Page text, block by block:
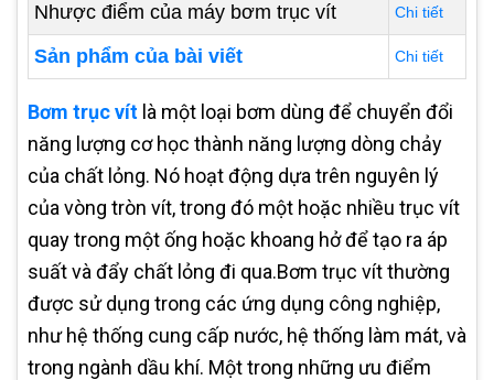
Nhược điểm của máy bơm trục vít Chi tiết
Sản phẩm của bài viết Chi tiết
Bơm trục vít là một loại bơm dùng để chuyển đổi
năng lượng cơ học thành năng lượng dòng chảy
của chất lỏng. Nó hoạt động dựa trên nguyên lý
của vòng tròn vít, trong đó một hoặc nhiều trục vít
quay trong một ống hoặc khoang hở để tạo ra áp
suất và đẩy chất lỏng đi qua.Bơm trục vít thường
được sử dụng trong các ứng dụng công nghiệp,
như hệ thống cung cấp nước, hệ thống làm mát, và
trong ngành dầu khí. Một trong những ưu điểm